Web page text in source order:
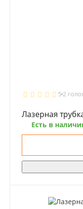
52
Лазерная
Есть в